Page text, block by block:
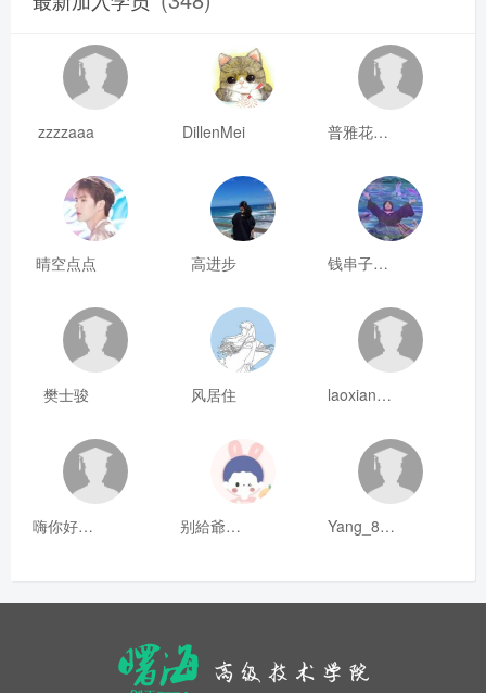
zzzzaaa DillenMei 普雅花qya
晴空点点 高进步 钱串子123
樊士骏 风居住 laoxianrou
嗨你好8mm 别給爺装纯 Yang_811